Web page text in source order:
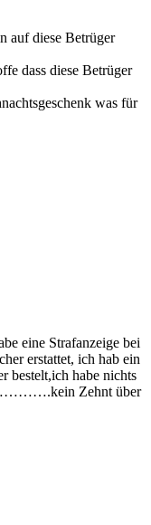
auf diese Betrüger
dass diese Betrüger
was für
eine Strafanzeige bei
erstattet, ich hab ein
bestelt,ich habe nichts
Zehnt über